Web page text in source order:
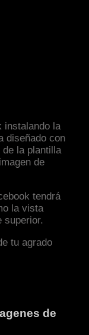
instalando la
diseñado con
de la plantilla
de
tendrá
la vista
superior.
tu agrado
de